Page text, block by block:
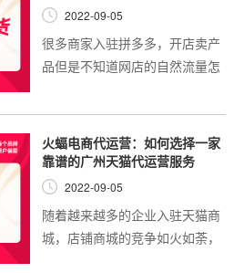
2022-09-05
很多商家入驻拼多多，开店卖产
品但是不知道网店的自然流量怎
的，所以一定要按照平台的规则
运营。那么如何增加拼多多店铺
自然流量呢？拼...
火蝠电商代运营：如何选择一家
靠谱的广州天猫代运营服务
2022-09-05
随着越来越多的企业入驻天猫商
城，店铺商城的竞争如火如荼，